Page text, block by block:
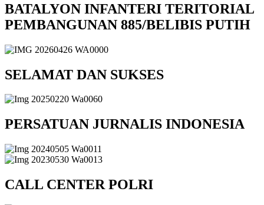
BATALYON INFANTERI TERITORIAL
PEMBANGUNAN 885/BELIBIS PUTIH
SELAMAT DAN SUKSES
PERSATUAN JURNALIS INDONESIA
CALL CENTER POLRI